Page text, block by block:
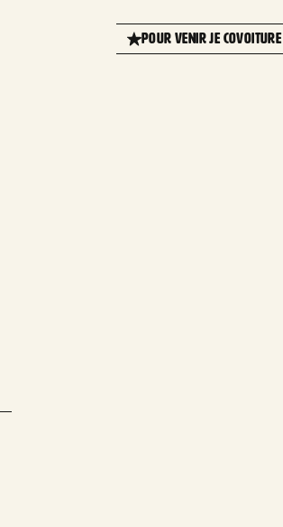
Le Sablier - Centre national de la
marionnette, Ifs, France
POUR VENIR JE COVOITURE